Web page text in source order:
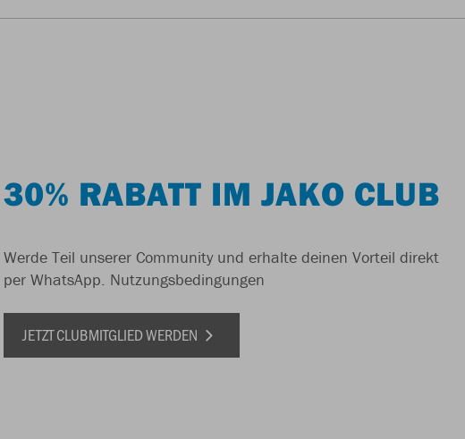
30% RABATT IM JAKO CLUB
Werde Teil unserer Community und erhalte deinen Vorteil direkt
per WhatsApp. Nutzungsbedingungen
JETZT CLUBMITGLIED WERDEN